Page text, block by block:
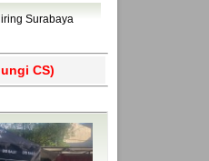
Surabaya
CS)